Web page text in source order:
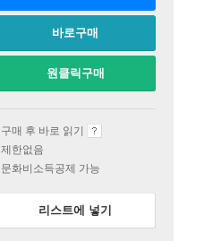
바로구매
원클릭구매
구매 후 바로 읽기
제한없음
문화비소득공제 가능
리스트에 넣기